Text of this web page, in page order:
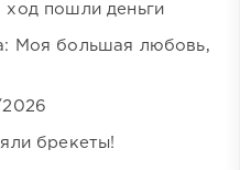
пошли деньги
Моя большая любовь,
брекеты!